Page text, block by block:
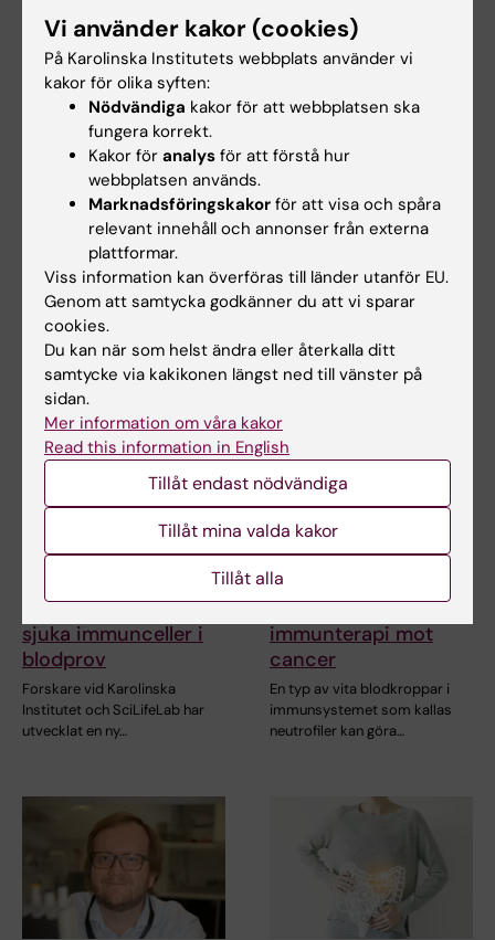
Tags
Immunologi Tvillingforskning
Uppdaterad av:
Webb Admin 2015-01-16
Relaterade artiklar
6 aug 2026
mellan friska och
sjuka immunceller i
blodprov
Forskare vid Karolinska
Institutet och SciLifeLab har
utvecklat en ny…
15 jun 2026
Vissa immunceller
kan bromsa
immunterapi mot
cancer
En typ av vita blodkroppar i
immunsystemet som kallas
neutrofiler kan göra…
Vi använder kakor (cookies)
På Karolinska Institutets webbplats använder vi
kakor för olika syften:
Nödvändiga kakor för att webbplatsen ska
fungera korrekt.
Kakor för analys för att förstå hur
webbplatsen används.
Marknadsföringskakor för att visa och spåra
relevant innehåll och annonser från externa
plattformar.
Viss information kan överföras till länder utanför EU.
Genom att samtycka godkänner du att vi sparar
cookies.
Du kan när som helst ändra eller återkalla ditt
samtycke via kakikonen längst ned till vänster på
sidan.
Mer information om våra kakor
Read this information in English
Tillåt endast nödvändiga
Tillåt mina valda kakor
Tillåt alla